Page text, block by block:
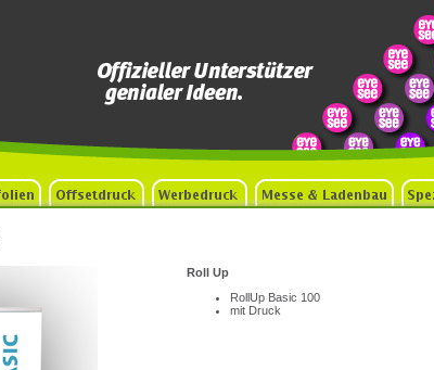
Roll Up
RollUp Basic 100
mit Druck